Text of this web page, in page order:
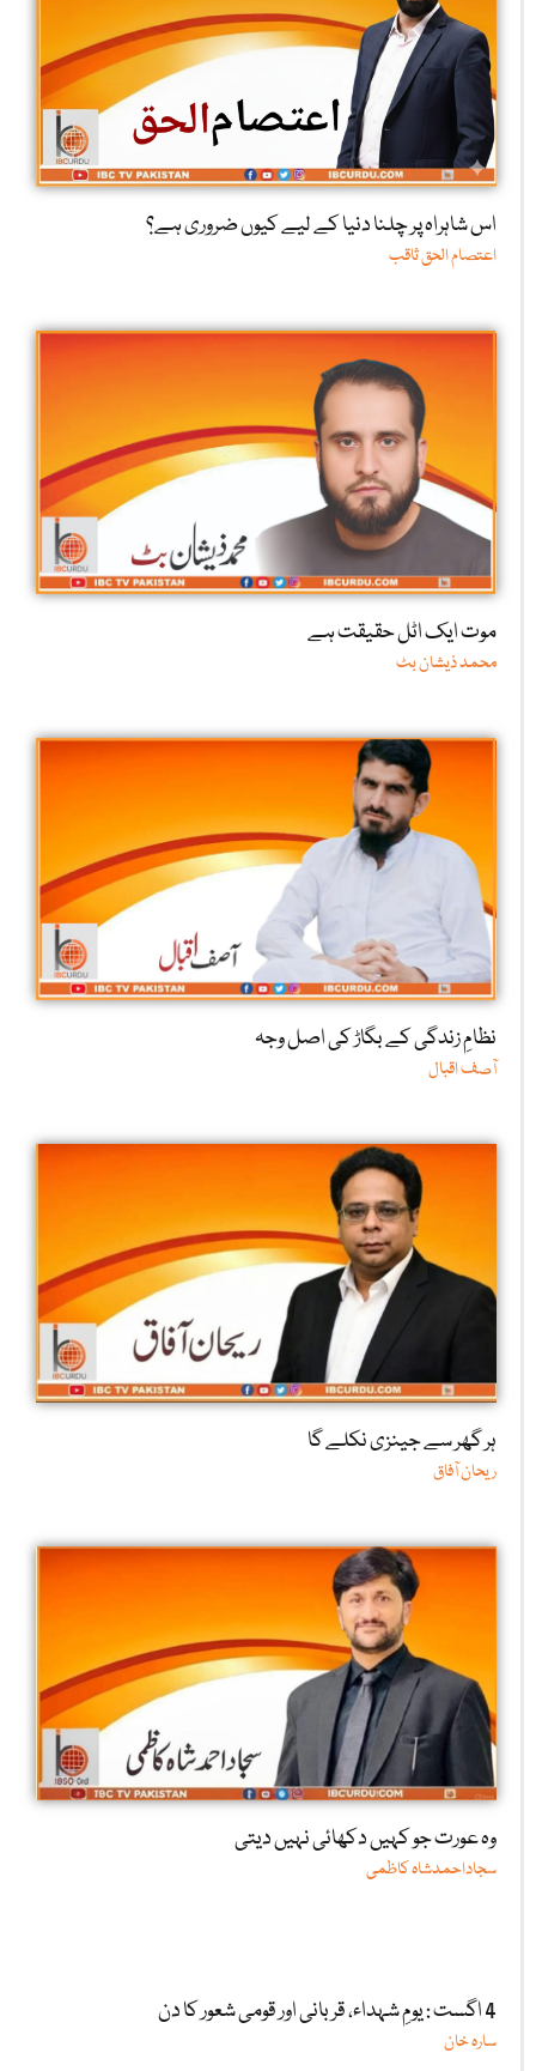
اس شاہراہ پر چلنا دنیا کے لیے کیوں ضروری ہے؟
اعتصام الحق ثاقب
موت ایک اٹل حقیقت ہے
محمد ذیشان بٹ
نظامِ زندگی کے بگاڑ کی اصل وجہ
آصف اقبال
ہر گھر سے جینزی نکلے گا
ریحان آفاق
وہ عورت جو کہیں دکھائی نہیں دیتی
سجاداحمدشاہ کاظمی
4 اگست : یومِ شہداء، قربانی اور قومی شعور کا دن
سارہ خان